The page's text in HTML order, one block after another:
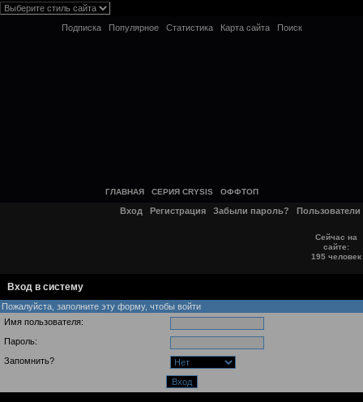
Подписка Популярное Статистика Карта сайта Поиск
ГЛАВНАЯ СЕРИЯ CRYSIS ОФФТОП
Вход Регистрация Забыли пароль? Пользователи
Сейчас на
сайте:
195 человек
Вход в систему
Пожалуйста, заполните эту форму, чтобы войти
Имя пользователя:
Пароль:
Запомнить?